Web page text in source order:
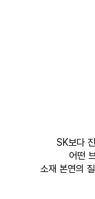
SK보다
어떤
소재 본연의